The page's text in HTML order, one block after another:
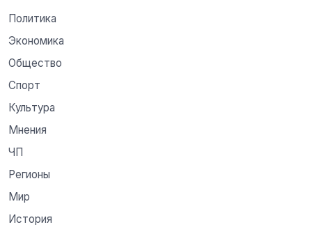
Политика
Экономика
Общество
Спорт
Культура
Мнения
ЧП
Регионы
Мир
История